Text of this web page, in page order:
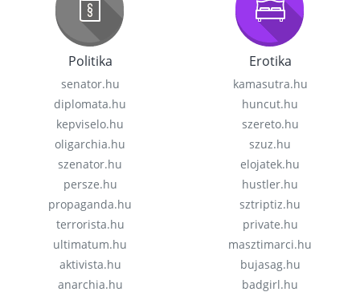
Politika
senator.hu
diplomata.hu
kepviselo.hu
oligarchia.hu
szenator.hu
persze.hu
propaganda.hu
terrorista.hu
ultimatum.hu
aktivista.hu
anarchia.hu
Erotika
kamasutra.hu
huncut.hu
szereto.hu
szuz.hu
elojatek.hu
hustler.hu
sztriptiz.hu
private.hu
masztimarci.hu
bujasag.hu
badgirl.hu